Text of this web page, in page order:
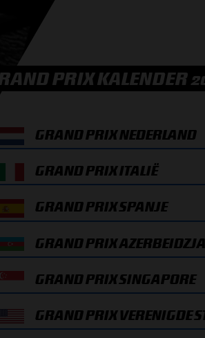
PRIX KALENDER
GRAND PRIX NEDERLAND
GRAND PRIX ITALIË
GRAND PRIX SPANJE
GRAND PRIX
GRAND PRIX SINGAPORE
GRAND PRIX VERENIGDE